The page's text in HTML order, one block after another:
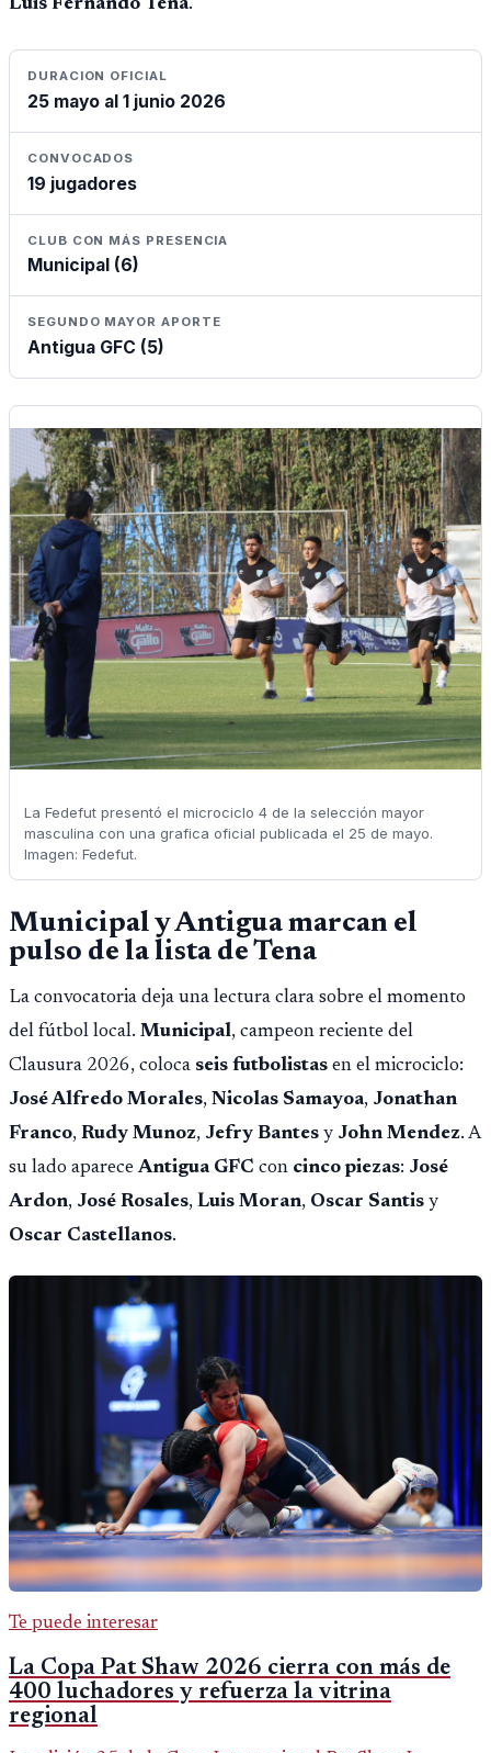
Luis Fernando Tena.
DURACION OFICIAL
25 mayo al 1 junio 2026
CONVOCADOS
19 jugadores
CLUB CON MÁS PRESENCIA
Municipal (6)
SEGUNDO MAYOR APORTE
Antigua GFC (5)
La Fedefut presentó el microciclo 4 de la selección mayor
masculina con una grafica oficial publicada el 25 de mayo.
Imagen: Fedefut.
Municipal y Antigua marcan el
pulso de la lista de Tena
La convocatoria deja una lectura clara sobre el momento
del fútbol local. Municipal, campeon reciente del
Clausura 2026, coloca seis futbolistas en el microciclo:
José Alfredo Morales, Nicolas Samayoa, Jonathan
Franco, Rudy Munoz, Jefry Bantes y John Mendez. A
su lado apareceAntigua GFC con cinco piezas: José
Ardon, José Rosales, Luis Moran, Oscar Santis y
Oscar Castellanos.
Te puede interesar
La Copa Pat Shaw 2026 cierra con más de
400 luchadores y refuerza la vitrina
regional